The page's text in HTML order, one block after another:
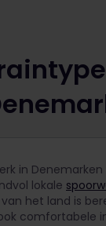
in
lokale
het land is
comfortabele